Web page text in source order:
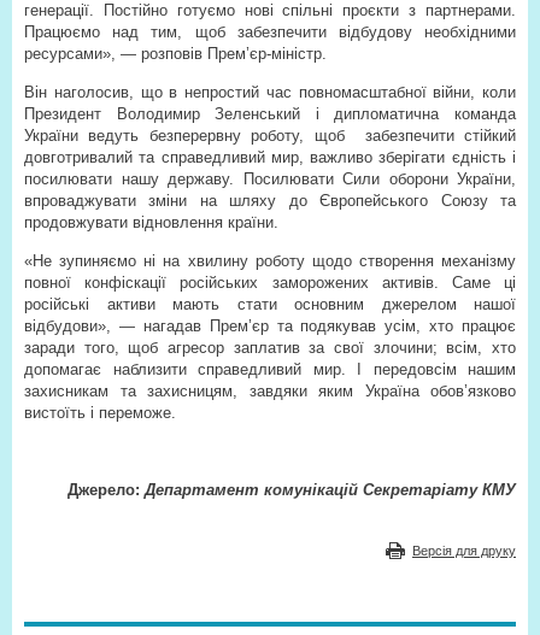
генерації. Постійно готуємо нові спільні проєкти з партнерами.
Працюємо над тим, щоб забезпечити відбудову необхідними
ресурсами», — розповів Прем’єр-міністр.
Він наголосив, що в непростий час повномасштабної війни, коли
Президент Володимир Зеленський і дипломатична команда
України ведуть безперервну роботу, щоб
забезпечити стійкий
довготривалий та справедливий мир, важливо зберігати єдність і
посилювати нашу державу. Посилювати Сили оборони України,
впроваджувати зміни на шляху до Європейського Союзу та
продовжувати відновлення країни.
«Не зупиняємо ні на хвилину роботу щодо створення механізму
повної конфіскації російських заморожених активів. Саме ці
російські активи мають стати основним джерелом нашої
відбудови», — нагадав Прем’єр та подякував усім, хто працює
заради того, щоб агресор заплатив за свої злочини; всім, хто
допомагає наблизити справедливий мир. І передовсім нашим
захисникам та захисницям, завдяки яким Україна обов’язково
вистоїть і переможе.
Джерело:Департамент комунікацій Секретаріату КМУ
Версія для друку